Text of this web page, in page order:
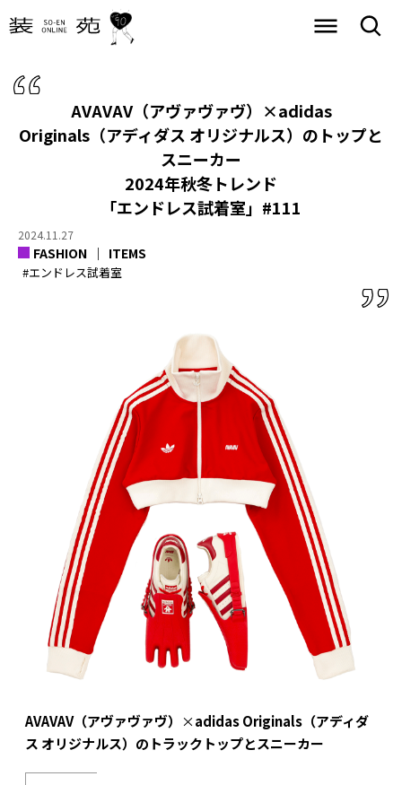
AVAVAV（アヴァヴァヴ）×adidas
Originals（アディダス オリジナルス）のトップと
スニーカー
2024年秋冬トレンド
「エンドレス試着室」#111
2024.11.27
FASHION ITEMS
#エンドレス試着室
AVAVAV（アヴァヴァヴ） ×adidas Originals（アディダ
ス オリジナルス）のトラックトップとスニーカー